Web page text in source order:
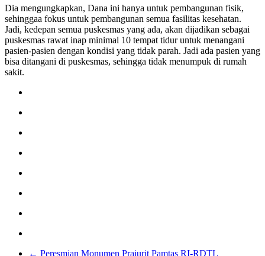
Dia mengungkapkan, Dana ini hanya untuk pembangunan fisik,
sehinggaa fokus untuk pembangunan semua fasilitas kesehatan.
Jadi, kedepan semua puskesmas yang ada, akan dijadikan sebagai
puskesmas rawat inap minimal 10 tempat tidur untuk menangani
pasien-pasien dengan kondisi yang tidak parah. Jadi ada pasien yang
bisa ditangani di puskesmas, sehingga tidak menumpuk di rumah
sakit.
← Peresmian Monumen Prajurit Pamtas RI-RDTL